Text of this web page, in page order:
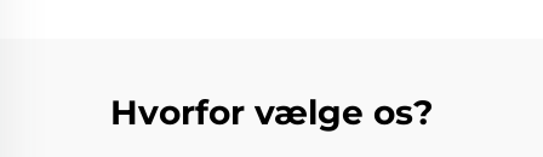
Hvorfor vælge os?